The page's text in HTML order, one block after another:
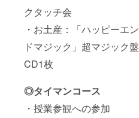
クタッチ会
・お土産：「ハッピーエン
ドマジック」超マジック盤
CD1枚
◎タイマンコース
・授業参観への参加